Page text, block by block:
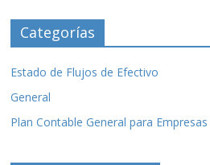
Categorías
Estado de Flujos de Efectivo
General
Plan Contable General para Empresas